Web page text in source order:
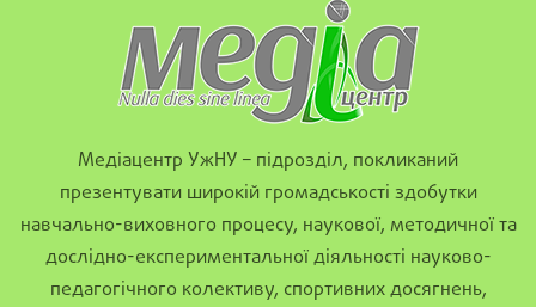
Медіацентр УжНУ – підрозділ, покликаний
презентувати широкій громадськості здобутки
навчально-виховного процесу, наукової, методичної та
дослідно-експериментальної діяльності науково-
педагогічного колективу, спортивних досягнень,